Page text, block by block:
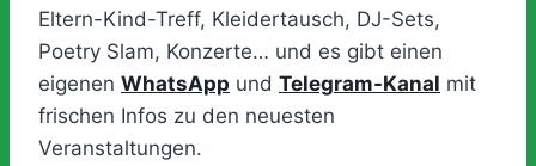
Eltern-Kind-Treff, Kleidertausch, DJ-Sets,
Poetry Slam, Konzerte… und es gibt einen
eigenen WhatsApp und Telegram-Kanal mit
frischen Infos zu den neuesten
Veranstaltungen.